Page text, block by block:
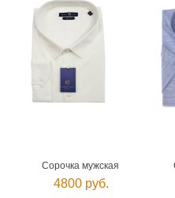
Сорочка мужская
4800 руб.